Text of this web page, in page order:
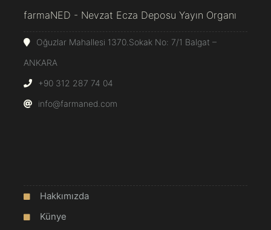
farmaNED - Nevzat Ecza Deposu Yayın Organı
Oğuzlar Mahallesi 1370.Sokak No: 7/1 Balgat –
ANKARA
+90 312 287 74 04
info@farmaned.com
Hakkımızda
Künye